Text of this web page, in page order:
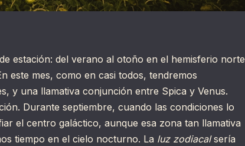
estación: del verano al otoño en el hemisferio norte
este mes, como en casi todos, tendremos
y una llamativa conjunción entre Spica y Venus.
Durante septiembre, cuando las condiciones lo
el centro galáctico, aunque esa zona tan llamativa
tiempo en el cielo nocturno. La luz zodiacalsería